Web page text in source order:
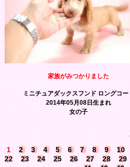
家族がみつかりました
ミニチュアダックスフンド ロングコー
2014年05月08日生まれ
女の子
1 2 3 4 5 6 7 8 9
10
22
23 24 25 26 27 28
29